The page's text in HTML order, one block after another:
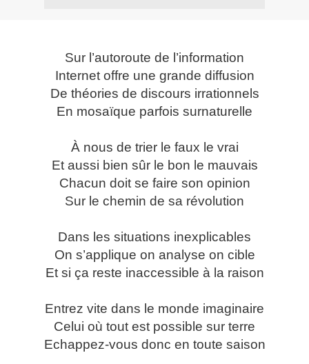
Sur l’autoroute de l’information
Internet offre une grande diffusion
De théories de discours irrationnels
En mosaïque parfois surnaturelle
À nous de trier le faux le vrai
Et aussi bien sûr le bon le mauvais
Chacun doit se faire son opinion
Sur le chemin de sa révolution
Dans les situations inexplicables
On s’applique on analyse on cible
Et si ça reste inaccessible à la raison
Entrez vite dans le monde imaginaire
Celui où tout est possible sur terre
Echappez-vous donc en toute saison